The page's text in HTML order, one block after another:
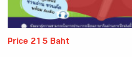
Price 215 Baht